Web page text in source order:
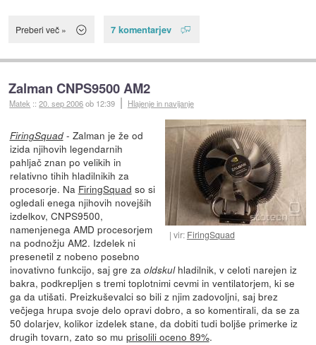
Preberi več » 7 komentarjev
Zalman CNPS9500 AM2
Matek ::20. sep 2006ob 12:39 Hlajenje in navijanje
vir: FiringSquad
FiringSquad- Zalman je že od
izida njihovih legendarnih
pahljač znan po velikih in
relativno tihih hladilnikih za
procesorje. Na FiringSquad so si
ogledali enega njihovih novejših
izdelkov, CNPS9500,
namenjenega AMD procesorjem
na podnožju AM2. Izdelek ni
presenetil z nobeno posebno
inovativno funkcijo, saj gre za oldskulhladilnik, v celoti narejen iz
bakra, podkrepljen s tremi toplotnimi cevmi in ventilatorjem, ki se
ga da utišati. Preizkuševalci so bili z njim zadovoljni, saj brez
večjega hrupa svoje delo opravi dobro, a so komentirali, da se za
50 dolarjev, kolikor izdelek stane, da dobiti tudi boljše primerke iz
drugih tovarn, zato so mu prisolili oceno 89%.